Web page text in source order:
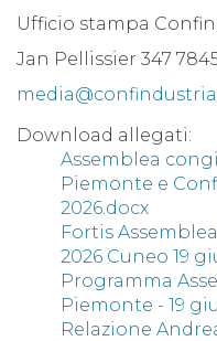
Ufficio stampa
Jan Pellissier 347
Download allegati:
Assemblea
Piemonte e
2026.docx
Fortis
2026 Cuneo 19
Programma
Piemonte - 19
Relazione